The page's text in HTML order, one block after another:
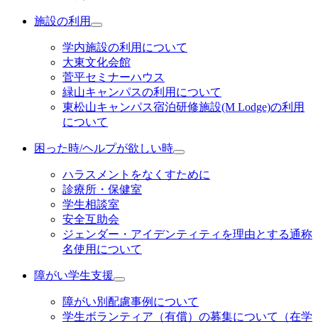
施設の利用
学内施設の利用について
大東文化会館
菅平セミナーハウス
緑山キャンパスの利用について
東松山キャンパス宿泊研修施設(M Lodge)の利用
について
困った時/ヘルプが欲しい時
ハラスメントをなくすために
診療所・保健室
学生相談室
安全互助会
ジェンダー・アイデンティティを理由とする通称
名使用について
障がい学生支援
障がい別配慮事例について
学生ボランティア（有償）の募集について（在学